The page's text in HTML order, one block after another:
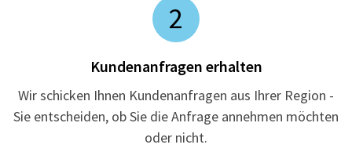
2
Kundenanfragen erhalten
Wir schicken Ihnen Kundenanfragen aus Ihrer Region -
Sie entscheiden, ob Sie die Anfrage annehmen möchten
oder nicht.